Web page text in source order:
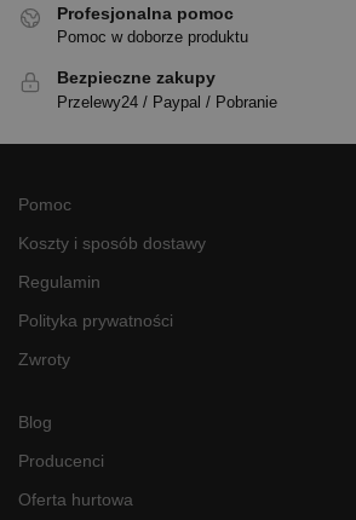
Profesjonalna pomoc
Pomoc w doborze produktu
Bezpieczne zakupy
Przelewy24 / Paypal / Pobranie
Pomoc
Koszty i sposób dostawy
Regulamin
Polityka prywatności
Zwroty
Blog
Producenci
Oferta hurtowa